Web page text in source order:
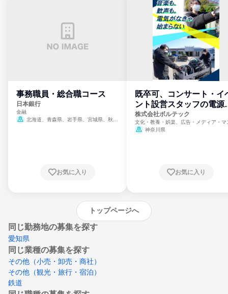
事務職員・総合職コース
日本銀行
金融
北海道、青森県、岩手県、宮城県、秋田
崎県、熊本県、大分県、宮崎県、鹿児島県、
お気に入り
既卒可、コンサート・イ
ント設営スタッフの電源
門
株式会社ボルテック
文化・教養・娯楽、広告・メディア・マ
ミ、電力・ガス・水道・エネルギー
神奈川県
お気に入り
トップページへ
同じ勤務地の募集を探す
愛知県
同じ業種の募集を探す
その他（小売・卸売・商社）
その他（観光・旅行・宿泊）
鉄道